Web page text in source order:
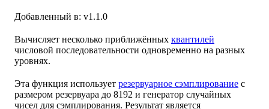
Добавленный в: v1.1.0
Вычисляет несколько приближённых квантилей
числовой последовательности одновременно на разных
уровнях.
Эта функция использует резервуарное сэмплирование с
размером резервуара до 8192 и генератор случайных
чисел для сэмплирования. Результат является